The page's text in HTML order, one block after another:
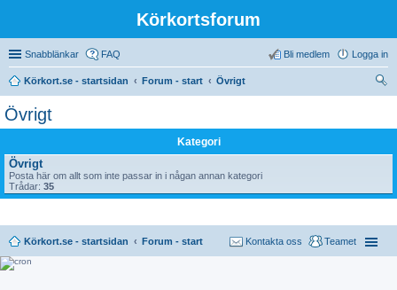
Körkortsforum
Snabblänkar FAQ Logga in
Bli medlem
Körkort.se - startsidan Forum - start
Övrigt
Övrigt
Kategori
Övrigt
Posta här om allt som inte passar in i någan annan kategori
Trådar: 35
Körkort.se - startsidan Forum - start Teamet
Kontakta oss